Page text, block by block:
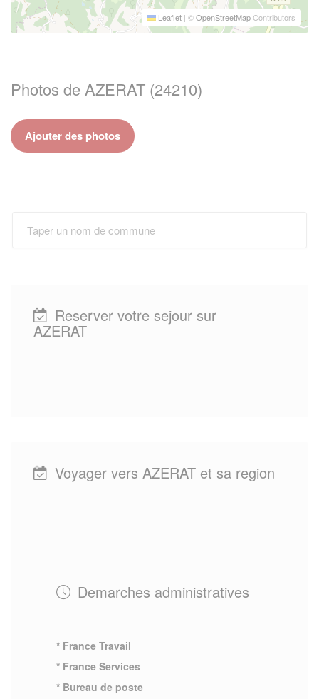
Leaflet | ©OpenStreetMapContributors
Photos de AZERAT (24210)
Ajouter des photos
Reserver votre sejour sur
AZERAT
Voyager vers AZERAT et sa region
Demarches administratives
* France Travail
* France Services
* Bureau de poste